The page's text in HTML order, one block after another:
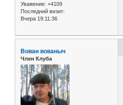
Уважение: +4109
Последний визит:
Вчера 19:11:36
Вован вованыч
Член Клуба